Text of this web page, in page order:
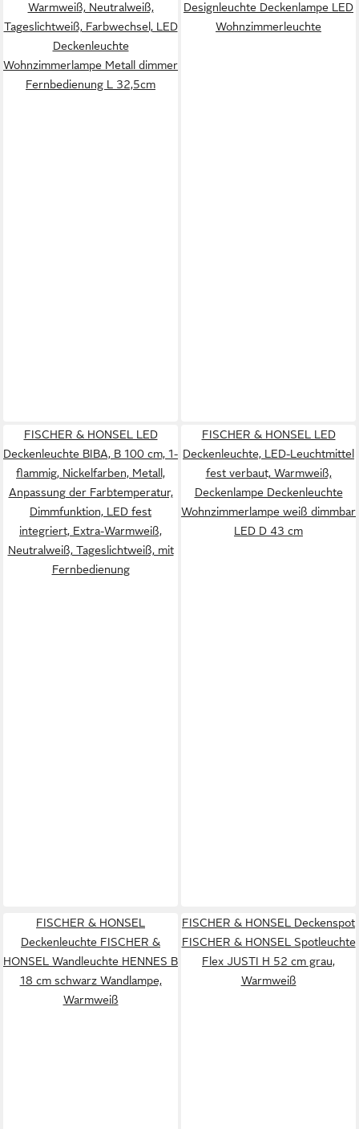
Warmweiß, Neutralweiß,
Tageslichtweiß, Farbwechsel, LED
Deckenleuchte
Wohnzimmerlampe Metall dimmer
Fernbedienung L 32,5cm
Designleuchte Deckenlampe LED
Wohnzimmerleuchte
FISCHER & HONSEL LED
Deckenleuchte BIBA, B 100 cm, 1-
flammig, Nickelfarben, Metall,
Anpassung der Farbtemperatur,
Dimmfunktion, LED fest
integriert, Extra-Warmweiß,
Neutralweiß, Tageslichtweiß, mit
Fernbedienung
FISCHER & HONSEL LED
Deckenleuchte, LED-Leuchtmittel
fest verbaut, Warmweiß,
Deckenlampe Deckenleuchte
Wohnzimmerlampe weiß dimmbar
LED D 43 cm
FISCHER & HONSEL
Deckenleuchte FISCHER &
HONSEL Wandleuchte HENNES B
18 cm schwarz Wandlampe,
Warmweiß
FISCHER & HONSEL Deckenspot
FISCHER & HONSEL Spotleuchte
Flex JUSTI H 52 cm grau,
Warmweiß